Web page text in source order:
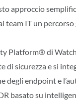
approccio
team IT un
Platform® di
di sicurezza e si
degli endpoint e
basato su